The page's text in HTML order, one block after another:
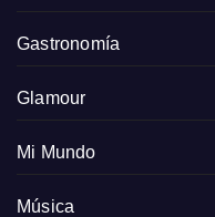
Gastronomía
Glamour
Mi Mundo
Música